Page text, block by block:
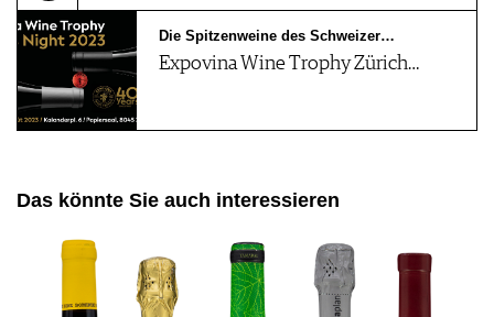
Die Spitzenweine des Schweizer…
Expovina Wine Trophy Zürich…
Das könnte Sie auch interessieren